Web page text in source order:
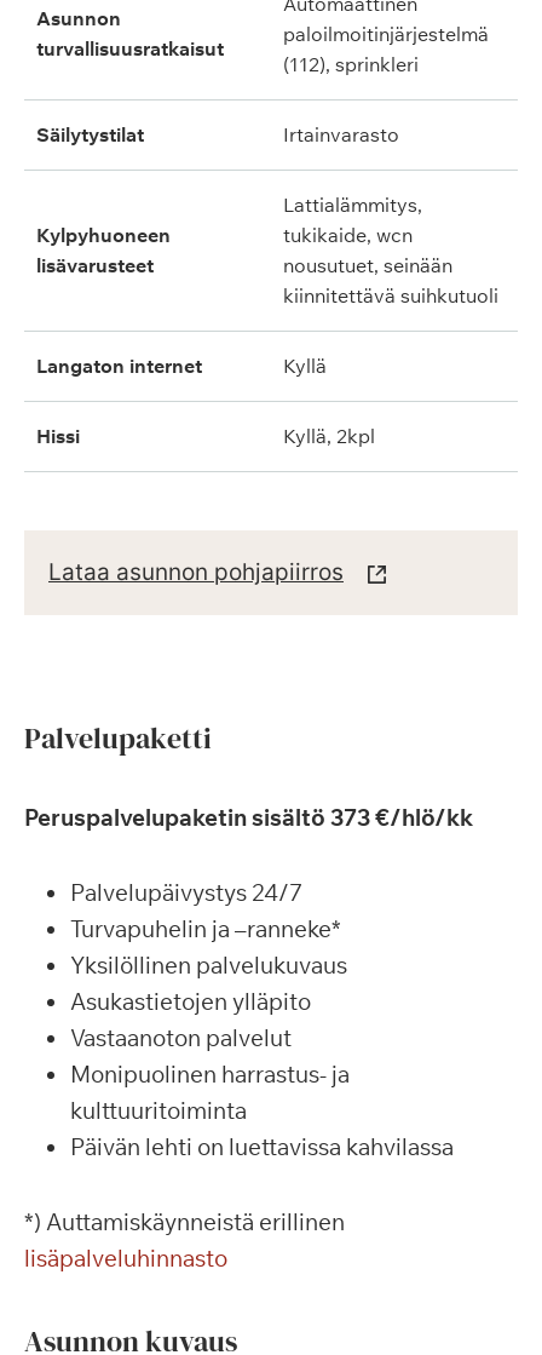
asunnon
turvallisuusratkaisut
paloilmoitinjärjestelmä
(112), sprinkleri
säilytystilat irtainvarasto
kylpyhuoneen
lisävarusteet
lattialämmitys,
tukikaide, wcn
nousutuet, seinään
kiinnitettävä suihkutuoli
langaton internet kyllä
hissi kyllä, 2kpl
Lataa asunnon pohjapiirros
Palvelupaketti
Peruspalvelupaketin sisältö 373 €/hlö/kk
Palvelupäivystys 24/7
Turvapuhelin ja –ranneke*
Yksilöllinen palvelukuvaus
Asukastietojen ylläpito
Vastaanoton palvelut
Monipuolinen harrastus- ja
kulttuuritoiminta
Päivän lehti on luettavissa kahvilassa
*) Auttamiskäynneistä erillinen
lisäpalveluhinnasto
Asunnon kuvaus